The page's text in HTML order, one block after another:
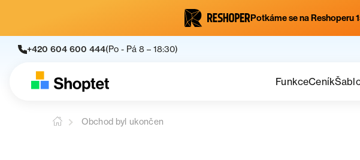
Potkáme se na Reshoperu
+420 604 600 444(Po - Pá 8 – 18:30)
FunkceCeník
Obchod byl ukončen